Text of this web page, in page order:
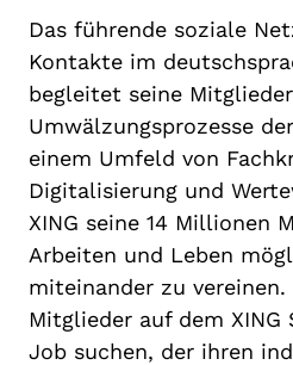
Das führende soziale
Kontakte im
begleitet seine
Umwälzungsprozesse
einem Umfeld von
Digitalisierung und
XING seine 14 Millionen
Arbeiten und Leben
miteinander zu
Mitglieder auf dem
Job suchen, der ihren